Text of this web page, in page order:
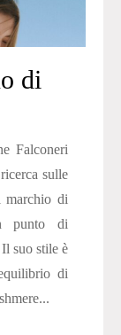
di
Falconeri
sulle
marchio di
punto di
suo stile è
di